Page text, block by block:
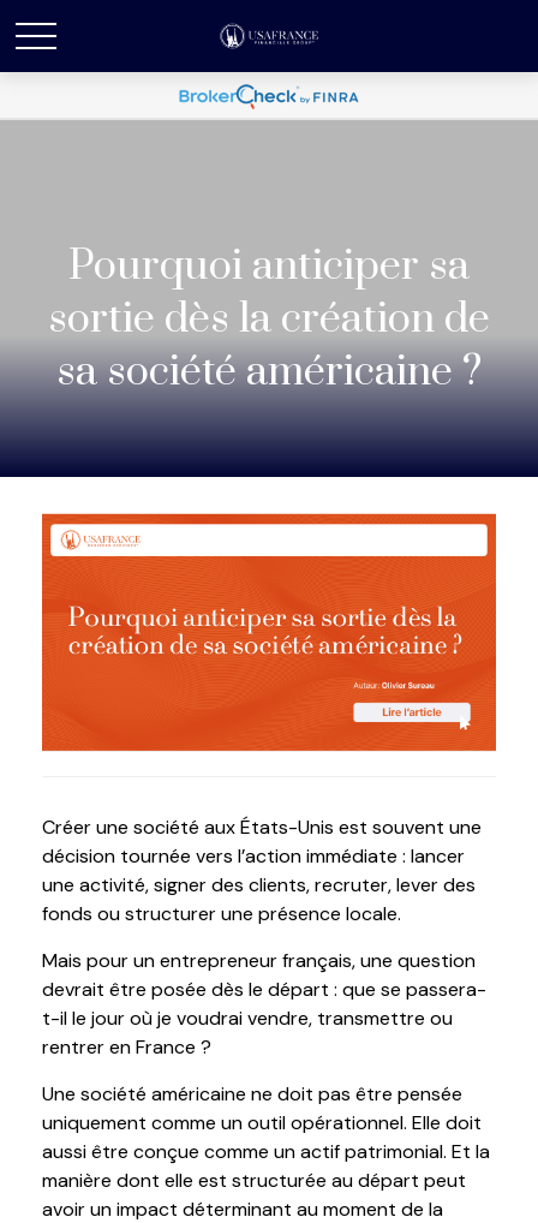
Pourquoi anticiper sa
sortie dès la création de
sa société américaine ?
Créer une société aux États-Unis est souvent une
décision tournée vers l’action immédiate : lancer
une activité, signer des clients, recruter, lever des
fonds ou structurer une présence locale.
Mais pour un entrepreneur français, une question
devrait être posée dès le départ : que se passera-
t-il le jour où je voudrai vendre, transmettre ou
rentrer en France ?
Une société américaine ne doit pas être pensée
uniquement comme un outil opérationnel. Elle doit
aussi être conçue comme un actif patrimonial. Et la
manière dont elle est structurée au départ peut
avoir un impact déterminant au moment de la